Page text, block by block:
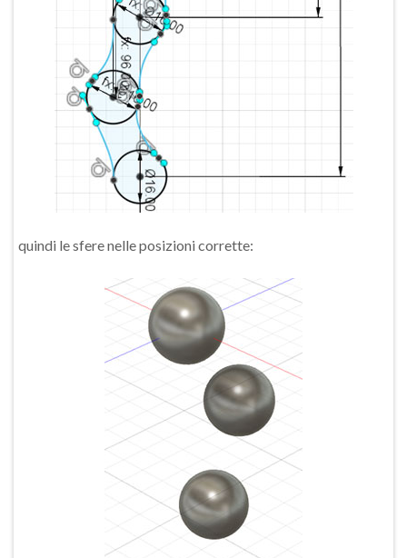
quindi le sfere nelle posizioni corrette: